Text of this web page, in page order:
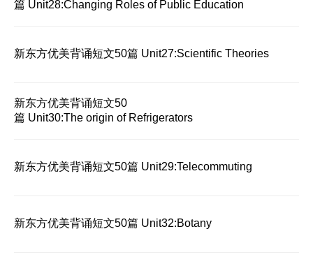
篇 Unit28:Changing Roles of Public Education
新东方优美背诵短文50篇 Unit27:Scientific Theories
新东方优美背诵短文50
篇 Unit30:The origin of Refrigerators
新东方优美背诵短文50篇 Unit29:Telecommuting
新东方优美背诵短文50篇 Unit32:Botany